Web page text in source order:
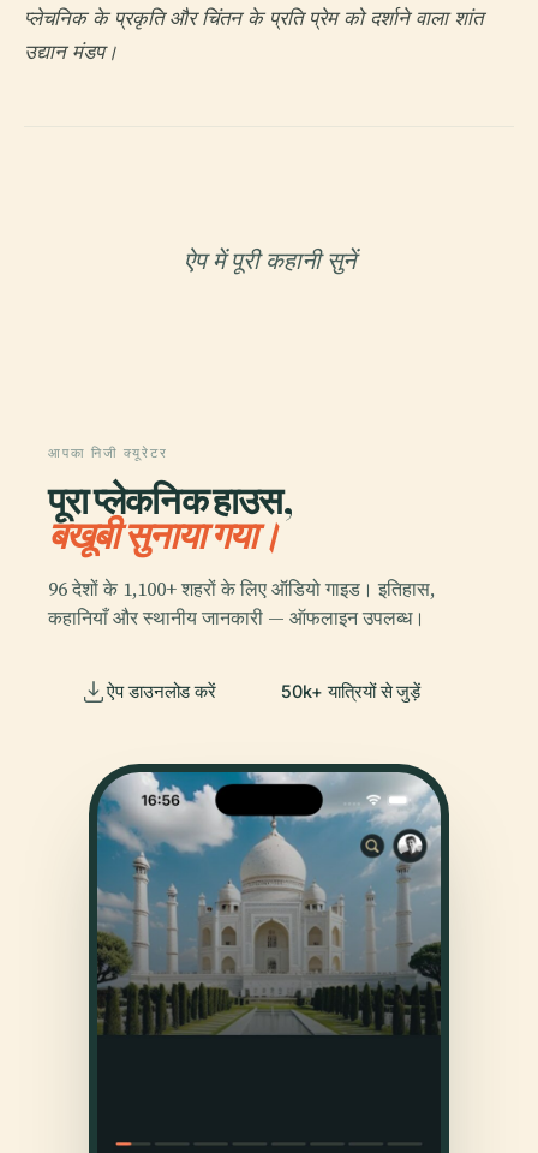
प्लेचनिक के प्रकृति और चिंतन के प्रति प्रेम को दर्शाने वाला शांत
उद्यान मंडप।
ऐप में पूरी कहानी सुनें
आपका निजी क्यूरेटर
पूरा प्लेकनिक हाउस,
बखूबी सुनाया गया।
96 देशों के 1,100+ शहरों के लिए ऑडियो गाइड। इतिहास,
कहानियाँ और स्थानीय जानकारी — ऑफलाइन उपलब्ध।
ऐप डाउनलोड करें 50k+ यात्रियों से जुड़ें